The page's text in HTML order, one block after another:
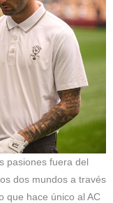
pasiones fuera del
dos mundos a través
que hace único al AC